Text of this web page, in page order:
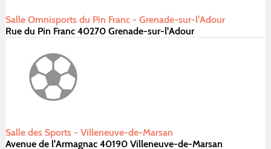
Salle Omnisports du Pin Franc - Grenade-sur-l'Adour
Rue du Pin Franc 40270 Grenade-sur-l'Adour
Salle des Sports - Villeneuve-de-Marsan
Avenue de l'Armagnac 40190 Villeneuve-de-Marsan